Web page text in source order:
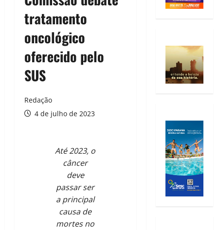
tratamento
oncológico
oferecido pelo
SUS
Redação
4 de julho de 2023
Até 2023, o
câncer
deve
passar ser
a principal
causa de
mortes no